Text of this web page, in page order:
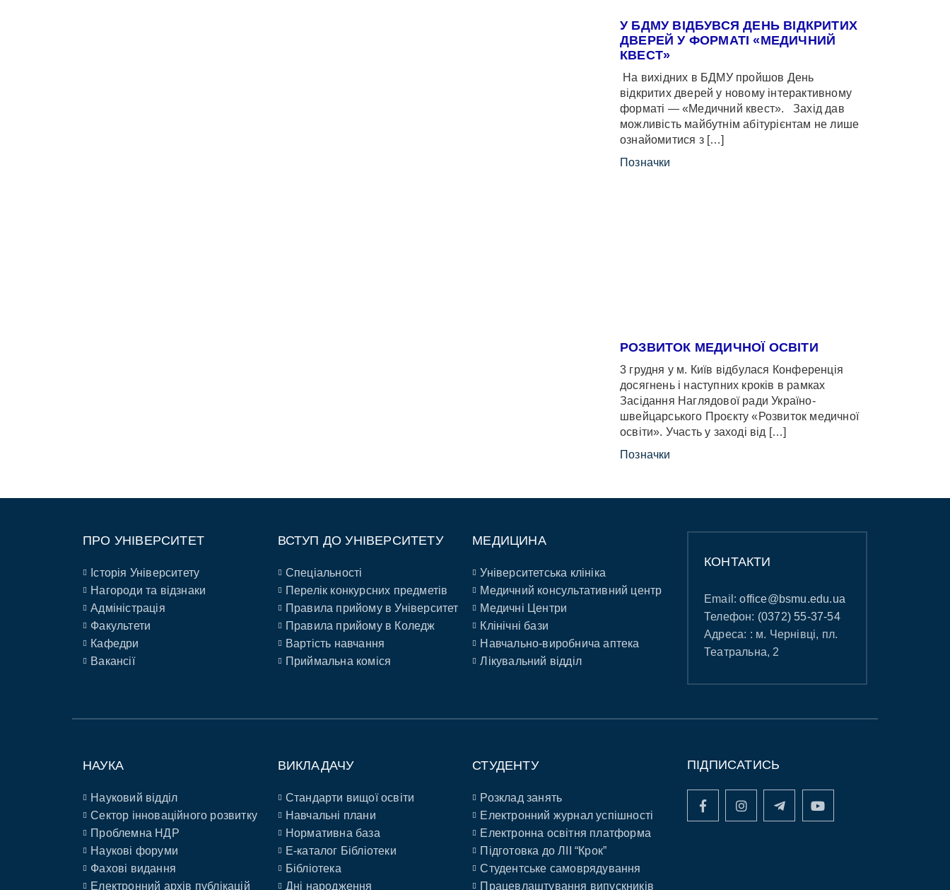
У БДМУ ВІДБУВСЯ ДЕНЬ ВІДКРИТИХ
ДВЕРЕЙ У ФОРМАТІ «МЕДИЧНИЙ
КВЕСТ»
На вихідних в БДМУ пройшов День
відкритих дверей у новому інтерактивному
форматі — «Медичний квест». Захід дав
можливість майбутнім абітурієнтам не лише
ознайомитися з […]
Позначки
РОЗВИТОК МЕДИЧНОЇ ОСВІТИ
3 грудня у м. Київ відбулася Конференція
досягнень і наступних кроків в рамках
Засідання Наглядової ради Україно-
швейцарського Проєкту «Розвиток медичної
освіти». Участь у заході від […]
Позначки
ПРО УНІВЕРСИТЕТ
Історія Університету
Нагороди та відзнаки
Адміністрація
Факультети
Кафедри
Вакансії
ВСТУП ДО УНІВЕРСИТЕТУ
Спеціальності
Перелік конкурсних предметів
Правила прийому в Університет
Правила прийому в Коледж
Вартість навчання
Приймальна коміся
МЕДИЦИНА
Університетська клініка
Медичний консультативний центр
Медичні Центри
Клінічні бази
Навчально-виробнича аптека
Лікувальний відділ
КОНТАКТИ
Email:office@bsmu.edu.ua
Телефон: (0372) 55-37-54
Адреса: : м. Чернівці, пл.
Театральна, 2
НАУКА
Науковий відділ
Сектор інноваційного розвитку
Проблемна НДР
Наукові форуми
Фахові видання
Електронний архів публікацій
ВИКЛАДАЧУ
Стандарти вищої освіти
Навчальні плани
Нормативна база
E-каталог Бібліотеки
Бібліотека
Дні народження
СТУДЕНТУ
Розклад занять
Електронний журнал успішності
Електронна освітня платформа
Підготовка до ЛІІ “Крок”
Студентське самоврядування
Працевлаштування випускників
ПІДПИСАТИСЬ